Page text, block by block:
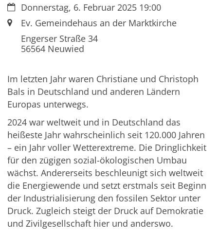
Datum:Donnerstag, 6. Februar 2025 19:00
Ort:Ev. Gemeindehaus an der Marktkirche
Engerser Straße 34
56564Neuwied
Im letzten Jahr waren Christiane und Christoph
Bals in Deutschland und anderen Ländern
Europas unterwegs.
2024 war weltweit und in Deutschland das
heißeste Jahr wahrscheinlich seit 120.000 Jahren
– ein Jahr voller Wetterextreme. Die Dringlichkeit
für den zügigen sozial-ökologischen Umbau
wächst. Andererseits beschleunigt sich weltweit
die Energiewende und setzt erstmals seit Beginn
der Industrialisierung den fossilen Sektor unter
Druck. Zugleich steigt der Druck auf Demokratie
und Zivilgesellschaft hier und anderswo.